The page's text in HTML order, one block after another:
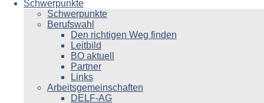
Schwerpunkte
Schwerpunkte
Berufswahl
Den richtigen Weg finden
Leitbild
BO aktuell
Partner
Links
Arbeitsgemeinschaften
DELF-AG